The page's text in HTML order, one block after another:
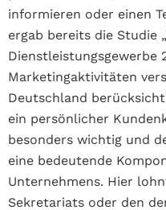
informieren oder einen
ergab bereits die Studie
Dienstleistungsgewerbe
Marketingaktivitäten
Deutschland
ein persönlicher
besonders wichtig und
eine bedeutende
Unternehmens. Hier
Sekretariats oder den